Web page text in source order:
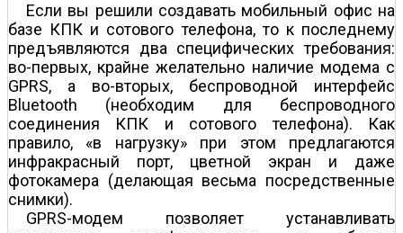
Если вы решили создавать мобильный офис на
базе КПК и сотового телефона, то к последнему
предъявляются два специфических требования:
во-первых, крайне желательно наличие модема с
GPRS, а во-вторых, беспроводной интерфейс
Bluetooth (необходим для беспроводного
соединения КПК и сотового телефона). Как
правило, «в нагрузку» при этом предлагаются
инфракрасный порт, цветной экран и даже
фотокамера (делающая весьма посредственные
снимки).
GPRS-модем позволяет устанавливать